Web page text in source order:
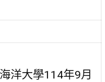
洋大學114年9月